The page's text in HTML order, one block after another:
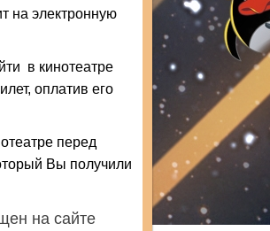
на электронную
в кинотеатре
оплатив его
перед
Вы получили
на сайте